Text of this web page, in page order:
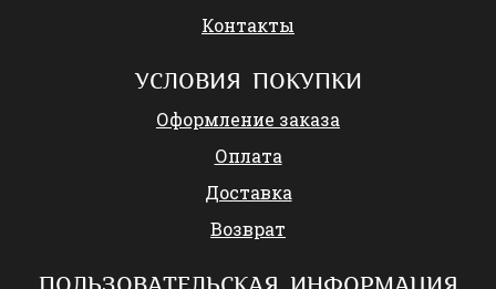
Контакты
УСЛОВИЯ ПОКУПКИ
Оформление заказа
Оплата
Доставка
Возврат